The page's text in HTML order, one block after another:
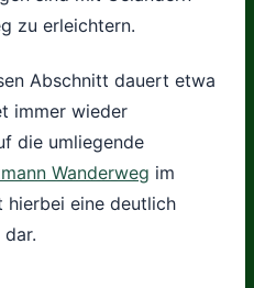
zu erleichtern.
Abschnitt dauert etwa
immer wieder
die umliegende
Wanderweg im
hierbei eine deutlich